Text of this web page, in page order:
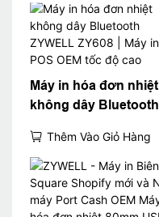
Máy in hóa đơn nhiệt
không dây Bluetooth
POS OEM tốc độ cao
Thêm Vào Giỏ Hàng